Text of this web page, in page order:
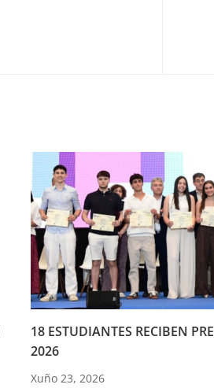
18 ESTUDIANTES RECIBEN
2026
Xuño 23, 2026